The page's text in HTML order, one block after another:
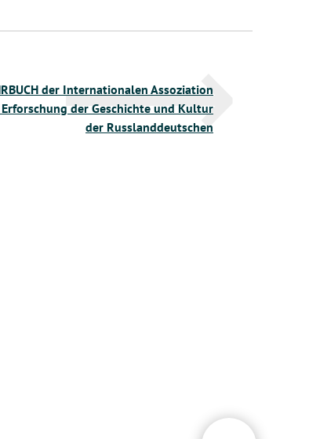
der Internationalen Assoziation
der Geschichte und Kultur
der Russlanddeutschen